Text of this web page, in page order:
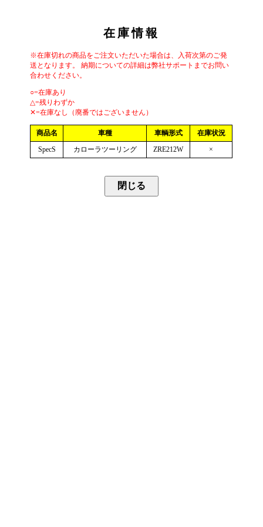
在庫情報
※在庫切れの商品をご注文いただいた場合は、入荷次第のご発
送となります。 納期についての詳細は弊社サポートまでお問い
合わせください。
○=在庫あり
△=残りわずか
✕=在庫なし（廃番ではございません）
商品名 車種 車輌形式
在庫状況
SpecS
カローラツーリング ZRE212W ×